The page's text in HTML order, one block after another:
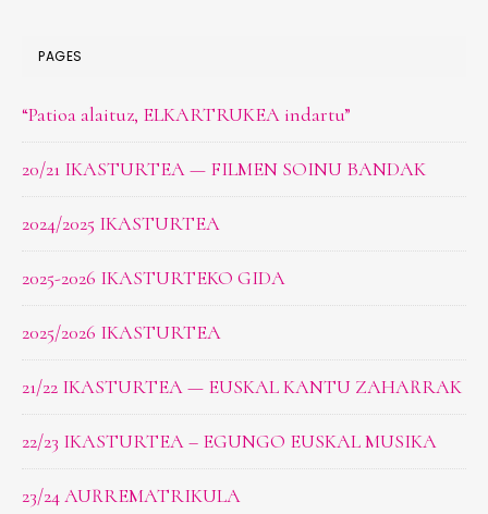
PAGES
“Patioa alaituz, ELKARTRUKEA indartu”
20/21 IKASTURTEA — FILMEN SOINU BANDAK
2024/2025 IKASTURTEA
2025-2026 IKASTURTEKO GIDA
2025/2026 IKASTURTEA
21/22 IKASTURTEA — EUSKAL KANTU ZAHARRAK
22/23 IKASTURTEA – EGUNGO EUSKAL MUSIKA
23/24 AURREMATRIKULA